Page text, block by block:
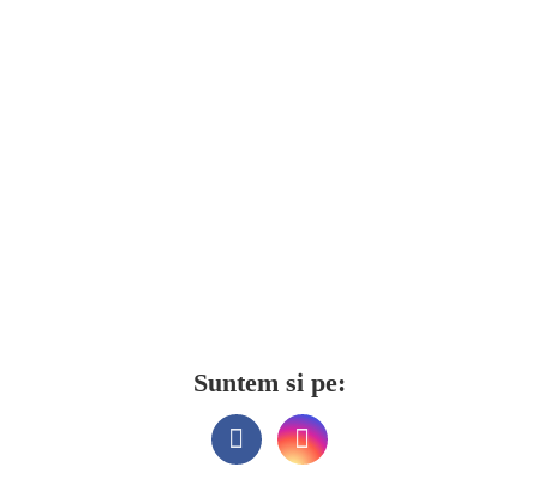
Suntem si pe: